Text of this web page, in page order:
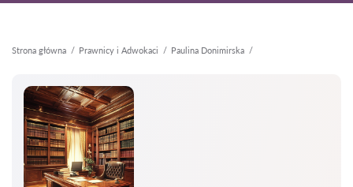
Strona główna Prawnicy i Adwokaci Paulina Donimirska